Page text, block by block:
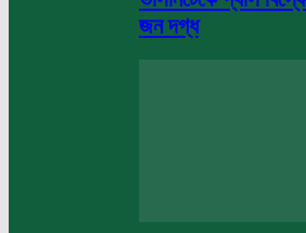
জন দগ্ধ